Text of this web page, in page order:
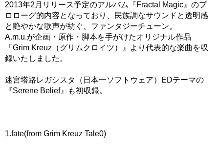
2013年2月リリース予定のアルバム『Fractal Magic』のプ
ロローグ的内容となっており、民族調なサウンドと透明感
と艶やかな歌声が紡ぐ、ファンタジーチューン。
A.m.u.が企画・原作・脚本を手がけたオリジナル作品
「Grim Kreuz（グリムクロイツ）』より代表的な楽曲を収
録いたしました。
迷宮塔路レガシスタ（日本一ソフトウェア）EDテーマの
『Serene Belief』も初収録。
1.fate(from Grim Kreuz Tale0)